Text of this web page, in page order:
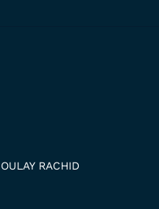
RACHID